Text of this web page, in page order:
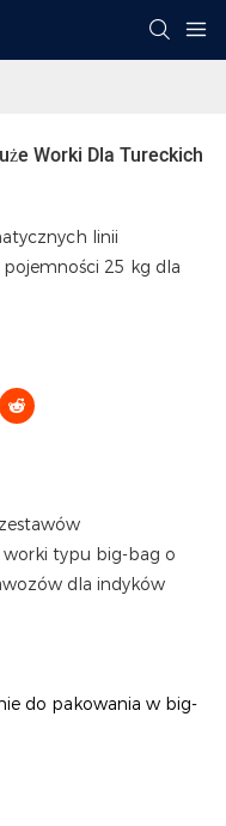
Worki Dla Tureckich
linii
25 kg dla
typu big-bag o
dla indyków
do pakowania w big-